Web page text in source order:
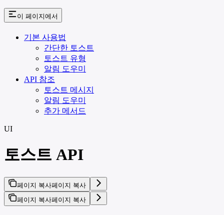
이 페이지에서
기본 사용법
간단한 토스트
토스트 유형
알림 도우미
API 참조
토스트 메시지
알림 도우미
추가 메서드
UI
토스트 API
페이지 복사페이지 복사
페이지 복사페이지 복사